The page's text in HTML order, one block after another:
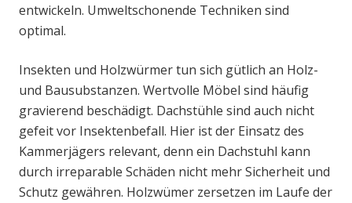
entwickeln. Umweltschonende Techniken sind
optimal.
Insekten und Holzwürmer tun sich gütlich an Holz-
und Bausubstanzen. Wertvolle Möbel sind häufig
gravierend beschädigt. Dachstühle sind auch nicht
gefeit vor Insektenbefall. Hier ist der Einsatz des
Kammerjägers relevant, denn ein Dachstuhl kann
durch irreparable Schäden nicht mehr Sicherheit und
Schutz gewähren. Holzwümer zersetzen im Laufe der